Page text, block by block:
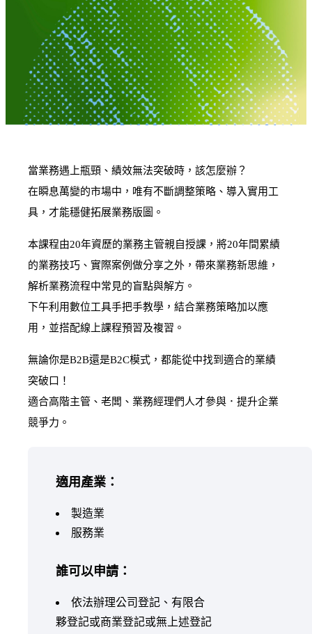
當業務遇上瓶頸、績效無法突破時，該怎麼辦？
在瞬息萬變的市場中，唯有不斷調整策略、導入實用工
具，才能穩健拓展業務版圖。
本課程由20年資歷的業務主管親自授課，將20年間累績
的業務技巧、實際案例做分享之外，帶來業務新思維，
解析業務流程中常見的盲點與解方。
下午利用數位工具手把手教學，結合業務策略加以應
用，並搭配線上課程預習及複習。
無論你是B2B還是B2C模式，都能從中找到適合的業績
突破口！
適合高階主管、老闆、業務經理們人才參與．提升企業
競爭力。
適用產業：
製造業
服務業
誰可以申請：
依法辦理公司登記、有限合
夥登記或商業登記或無上述登記